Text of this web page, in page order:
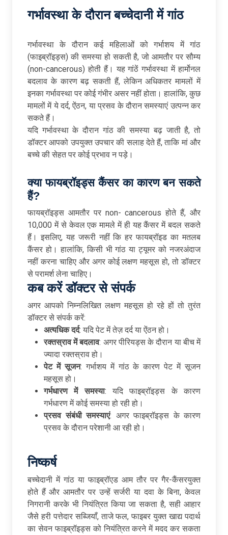
गर्भावस्थाकेदौरानबच्चेदानी मेंगांठ
गर्भावस्था के दौरान कई महिलाओं को गर्भाशय में गांठ
(फाइब्रॉइड्स) की समस्या हो सकती है, जो आमतौर पर सौम्य
(non-cancerous) होती हैं। यह गांठें गर्भावस्था में हार्मोनल
बदलाव के कारण बढ़ सकती हैं, लेकिन अधिकतर मामलों में
इनका गर्भावस्था पर कोई गंभीर असर नहीं होता। हालांकि, कुछ
मामलों में ये दर्द, ऐंठन, या प्रसव के दौरान समस्याएं उत्पन्न कर
सकते हैं।
यदि गर्भावस्था के दौरान गांठ की समस्या बढ़ जाती है, तो
डॉक्टर आपको उपयुक्त उपचार की सलाह देते हैं, ताकि मां और
बच्चे की सेहत पर कोई प्रभाव न पड़े।
क्याफायब्रॉइड्सकैंसरकाकारणबनसकते
हैं?
फायब्रॉइड्स आमतौर पर non- cancerous होते हैं, और
10,000 में से केवल एक मामले में ही यह कैंसर में बदल सकते
हैं। इसलिए, यह जरूरी नहीं कि हर फायब्रॉइड का मतलब
कैंसर हो। हालांकि, किसी भी गांठ या ट्यूमर को नजरअंदाज
नहीं करना चाहिए और अगर कोई लक्षण महसूस हो, तो डॉक्टर
से परामर्श लेना चाहिए।
कबकरेंडॉक्टरसेसंपर्क
अगर आपको निम्नलिखित लक्षण महसूस हो रहे हों तो तुरंत
डॉक्टर से संपर्क करें:
अत्यधिकदर्द: यदि पेट में तेज़ दर्द या ऐंठन हो।
रक्तस्रावमेंबदलाव: अगर पीरियड्स के दौरान या बीच में
ज्यादा रक्तस्राव हो।
पेटमेंसूजन: गर्भाशय में गांठ के कारण पेट में सूजन
महसूस हो।
गर्भधारणमेंसमस्या: यदि फाइब्रॉइड्स के कारण
गर्भधारण में कोई समस्या हो रही हो।
प्रसवसंबंधीसमस्याएं: अगर फाइब्रॉइड्स के कारण
प्रसव के दौरान परेशानी आ रही हो।
निष्कर्ष
बच्चेदानी में गांठ या फाइब्रॉएड आम तौर पर गैर-कैंसरयुक्त
होते हैं और आमतौर पर उन्हें सर्जरी या दवा के बिना, केवल
निगरानी करके भी नियंत्रित किया जा सकता है, सही आहार
जैसे हरी पत्तेदार सब्जियाँ, ताजे फल, फाइबर युक्त खाद्य पदार्थ
का सेवन फाइब्रॉइड्स को नियंत्रित करने में मदद कर सकता